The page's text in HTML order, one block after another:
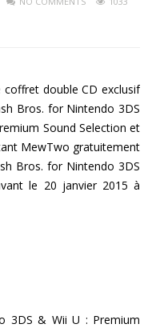
coffret double CD exclusif
Bros. for Nintendo 3DS
Sound Selection et
MewTwo gratuitement
Bros. for Nintendo 3DS
le 20 janvier 2015 à
3DS & Wii U : Premium